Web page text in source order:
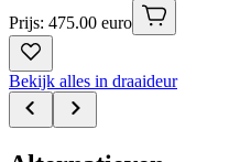
Prijs: 475.00 euro
Bekijk alles in draaideur